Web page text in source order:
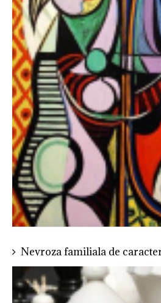
Nevroza familiala de